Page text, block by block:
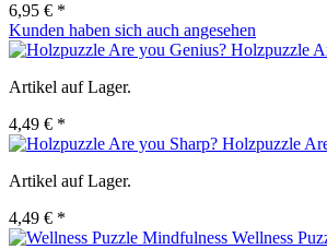
6,95 € *
Kunden haben sich auch angesehen
Holzpuzzle
Artikel auf Lager.
4,49 € *
Holzpuzzle
Artikel auf Lager.
4,49 € *
Wellness